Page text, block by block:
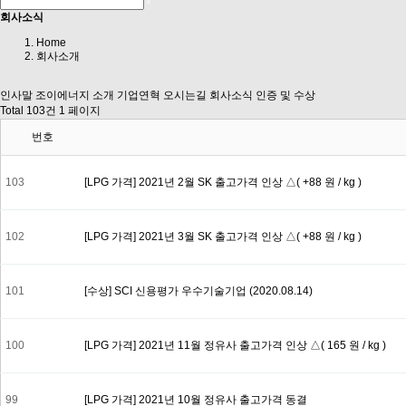
회사소식
Home
회사소개
인사말 조이에너지 소개 기업연혁 오시는길 회사소식 인증 및 수상
Total 103건 1 페이지
번호
103 [LPG 가격] 2021년 2월 SK 출고가격 인상 △( +88 원 / kg )
102 [LPG 가격] 2021년 3월 SK 출고가격 인상 △( +88 원 / kg )
101 [수상] SCI 신용평가 우수기술기업 (2020.08.14)
100 [LPG 가격] 2021년 11월 정유사 출고가격 인상 △( 165 원 / kg )
99 [LPG 가격] 2021년 10월 정유사 출고가격 동결